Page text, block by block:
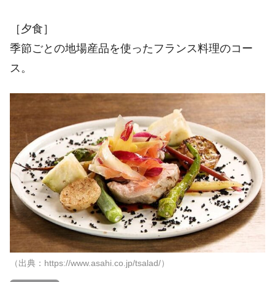
［夕食］
季節ごとの地場産品を使ったフランス料理のコー
ス。
（出典：https://www.asahi.co.jp/tsalad/）